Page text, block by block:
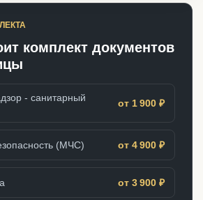
комплект документов
- санитарный
от 1 900 ₽
(МЧС) от 4 900 ₽
от 3 900 ₽